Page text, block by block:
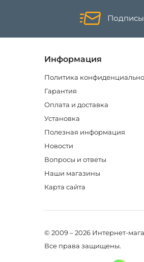
Информация
Политика
Гарантия
Оплата и доставка
Установка
Полезная информация
Новости
Вопросы и ответы
Наши магазины
Карта сайта
© 2009 – 2026 Интернет-
Все права защищены.